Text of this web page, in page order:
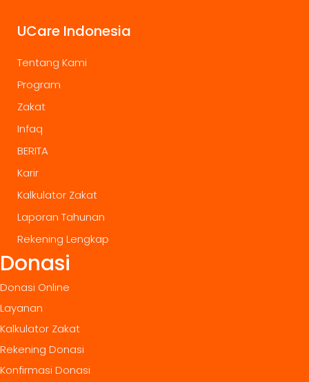
UCare Indonesia
Tentang Kami
Program
Zakat
Infaq
BERITA
Karir
Kalkulator Zakat
Laporan Tahunan
Rekening Lengkap
Donasi
Donasi Online
Layanan
Kalkulator Zakat
Rekening Donasi
Konfirmasi Donasi